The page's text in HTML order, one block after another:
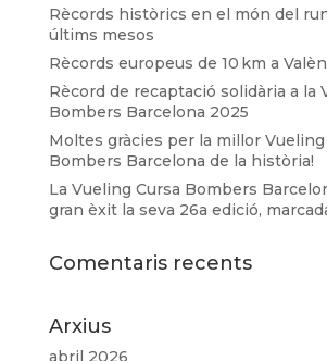
Rècords històrics en el món del
últims mesos
Rècords europeus de 10 km a
Rècord de recaptació solidària a la
Bombers Barcelona 2025
Moltes gràcies per la millor Vueling
Bombers Barcelona de la història!
La Vueling Cursa Bombers
gran èxit la seva 26a edició,
Comentaris recents
Arxius
abril 2026